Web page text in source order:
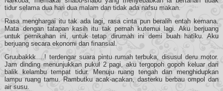
tidur selama dua hari dua malam dan tidak ada nafsu makan.
Rasa menghargai itu tak ada lagi, rasa cinta pun beralih entah kemana.
Mata dengan tatapan kasih itu tak pernah kutemui lagi. Aku berjuang
untuk pernikahan ini, untuk tetap dirumah ini demi buah hatiku. Aku
berjuang secara ekonomi dan finansial.
Gruubakkk….! terdengar suara pintu rumah terbuka, disusul deru motor.
Jam dinding menunjukkan pukul 2 pagi, aku tergopoh gopoh keluar dari
balik kelambu tempat tidur. Menuju ruang tengah dan menghidupkan
lampu ruang tamu. Rambutku acak-acakan, dasterku berbau ompol dan
air susu.